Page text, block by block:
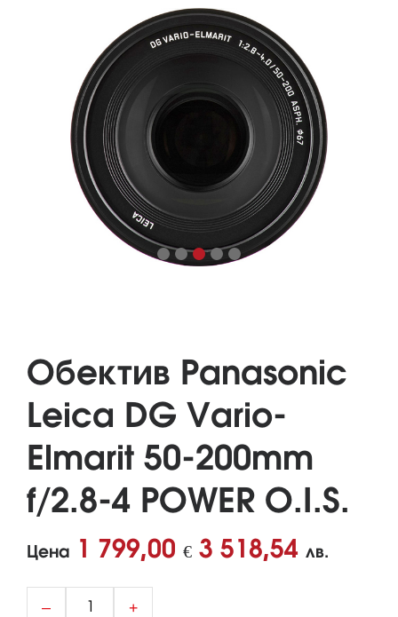
Обектив Panasonic
Leica DG Vario-
Elmarit 50-200mm
f/2.8-4 POWER O.I.S.
Цена 1 799,00 € 3 518,54 лв.
– +